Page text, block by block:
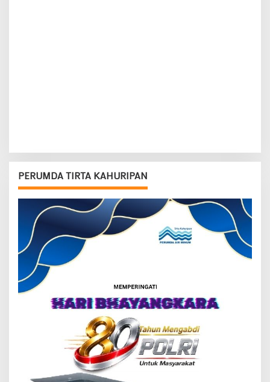
PERUMDA TIRTA KAHURIPAN